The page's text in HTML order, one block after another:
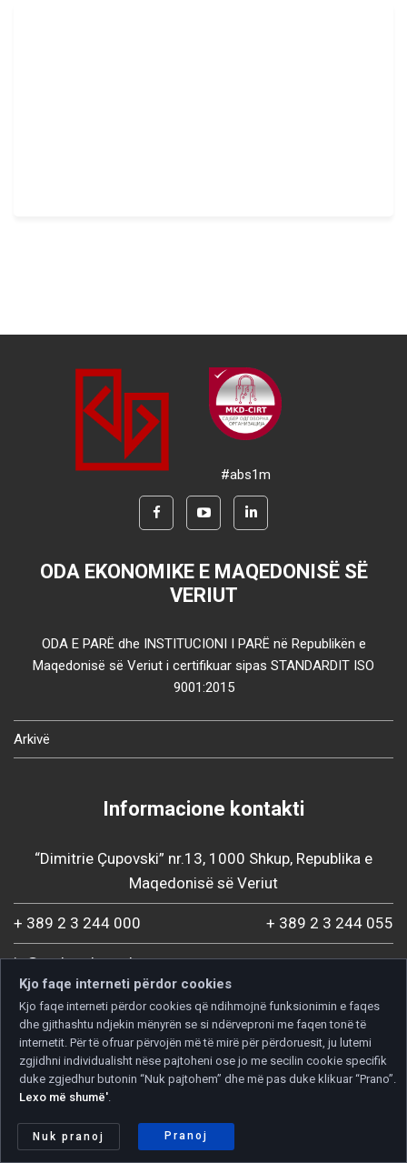
#abs1m
ODA EKONOMIKE E MAQEDONISË SË
VERIUT
ODA E PARË dhe INSTITUCIONI I PARË në Republikën e
Maqedonisë së Veriut i certifikuar sipas STANDARDIT ISO
9001:2015
Arkivë
Informacione kontakti
“Dimitrie Çupovski” nr.13, 1000 Shkup, Republika e
Maqedonisë së Veriut
+ 389 2 3 244 000 + 389 2 3 244 055
ic@mchamber.mk
Kjo faqe interneti përdor cookies
Kjo faqe interneti përdor cookies që ndihmojnë funksionimin e faqes
dhe gjithashtu ndjekin mënyrën se si ndërveproni me faqen tonë të
internetit. Për të ofruar përvojën më të mirë për përdoruesit, ju lutemi
zgjidhni individualisht nëse pajtoheni ose jo me secilin cookie specifik
duke zgjedhur butonin “Nuk pajtohem” dhe më pas duke klikuar “Prano”.
Lexo më shumë'.
Nuk pranoj Pranoj